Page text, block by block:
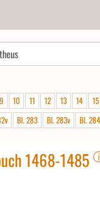
9 10 11 12 13 14
15
Bl. 283 Bl. 283v Bl. 284
1468-1485